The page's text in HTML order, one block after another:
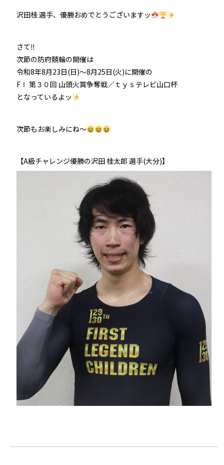
沢田桂 選手、優勝おめでとうございますッ
さて‼
次節の防府競輪の開催は
令和8年8月23日(日)〜8月25日(火)に開催の
FⅠ 第３０回 山頭火賞争奪戦／ｔｙｓテレビ山口杯
となっているよッ
次節もお楽しみにね～
【A級チャレンジ優勝の沢田 桂太郎 選手(大分)】